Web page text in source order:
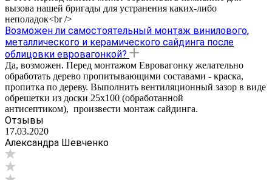
вызова нашей бригады для устранения каких-либо
неполадок<br />
Возможен ли самостоятельный монтаж винилового,
металлического и керамического сайдинга после
облицовки евровагонкой?
Да, возможен. Перед монтажом Евровагонку желательно
обработать дерево пропитывающими составами - краска,
пропитка по дереву. Выполнить вентиляционный зазор в виде
обрешетки из доски 25х100 (обработанной
антисептиком), произвести монтаж сайдинга.
Отзывы
17.03.2020
Александра Шевченко